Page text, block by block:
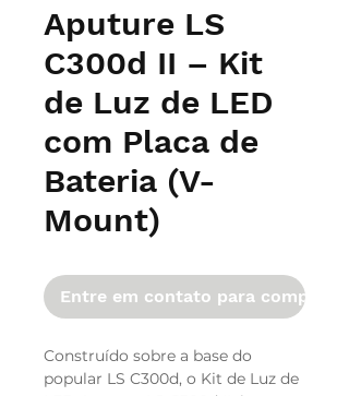
Aputure LS
C300d II – Kit
de Luz de LED
com Placa de
Bateria (V-
Mount)
Entre em contato para comprar
Construído sobre a base do
popular LS C300d, o Kit de Luz de